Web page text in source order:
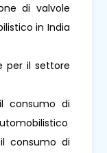
di valvole
in India
per il settore
consumo di
il consumo di